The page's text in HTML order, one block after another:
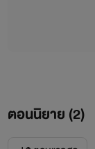
ตอนนิยาย (2)